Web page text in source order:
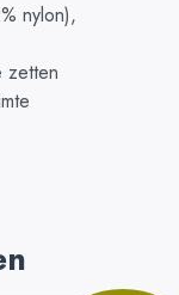
nylon),
zetten